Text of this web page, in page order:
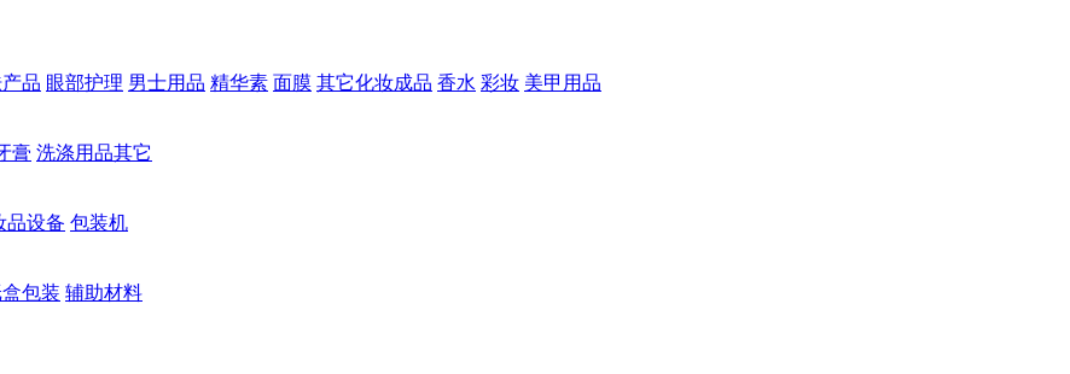
品 眼部护理 男士用品 精华素 面膜 其它化妆成品 香水 彩妆 美甲用品
膏 洗涤用品其它
品设备 包装机
包装 辅助材料